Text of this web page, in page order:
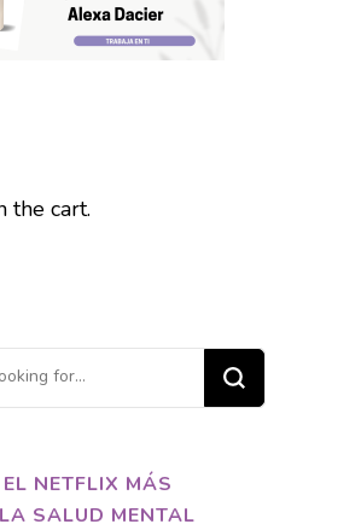
the cart.
NETFLIX MÁS
SALUD MENTAL